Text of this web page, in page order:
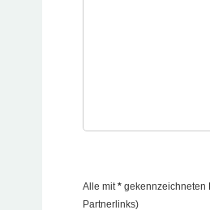
Alle mit * gekennzeichneten
Partnerlinks)